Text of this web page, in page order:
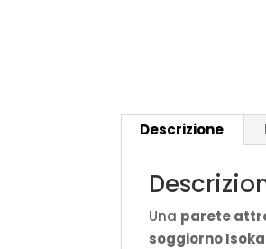
Descrizione
Una parete
soggiorno Isoka